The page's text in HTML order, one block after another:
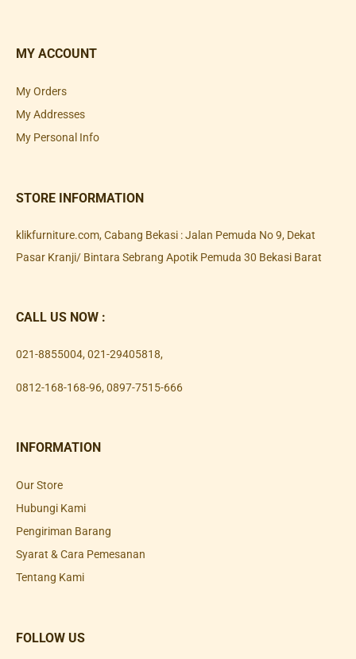
MY ACCOUNT
My Orders
My Addresses
My Personal Info
STORE INFORMATION
klikfurniture.com, Cabang Bekasi : Jalan Pemuda No 9, Dekat
Pasar Kranji/ Bintara Sebrang Apotik Pemuda 30 Bekasi Barat
CALL US NOW :
021-8855004, 021-29405818,
0812-168-168-96, 0897-7515-666
INFORMATION
Our Store
Hubungi Kami
Pengiriman Barang
Syarat & Cara Pemesanan
Tentang Kami
FOLLOW US